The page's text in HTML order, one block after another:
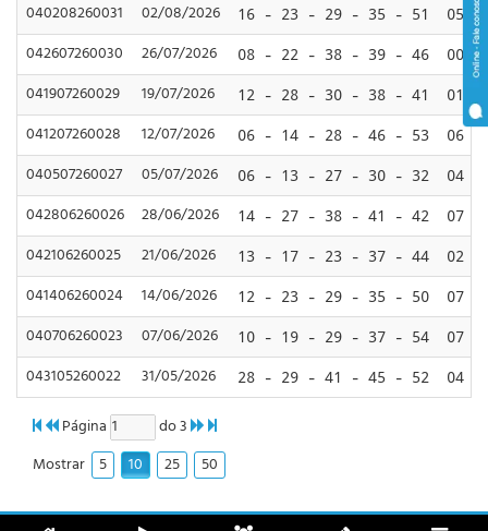
040208260031
02/08/2026 16 - 23 - 29 - 35 - 51 05
042607260030 26/07/2026 08 - 22 - 38 - 39 - 46 00
041907260029 19/07/2026 12 - 28 - 30 - 38 - 41 01
041207260028 12/07/2026 06 - 14 - 28 - 46 - 53 06
040507260027 05/07/2026 06 - 13 - 27 - 30 - 32 04
042806260026 28/06/2026 14 - 27 - 38 - 41 - 42 07
042106260025 21/06/2026 13 - 17 - 23 - 37 - 44 02
041406260024 14/06/2026 12 - 23 - 29 - 35 - 50 07
040706260023 07/06/2026 10 - 19 - 29 - 37 - 54 07
043105260022 31/05/2026 28 - 29 - 41 - 45 - 52 04
Página
do 3
Mostrar
5 10 25 50